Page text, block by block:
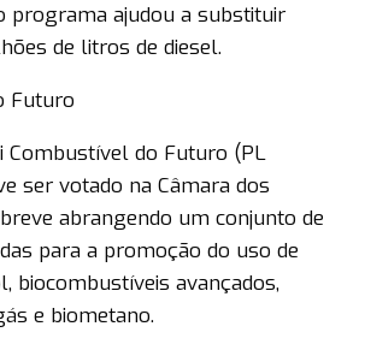
programa ajudou a substituir
de litros de diesel.
Futuro
Combustível do Futuro (PL
ser votado na Câmara dos
abrangendo um conjunto de
para a promoção do uso de
biocombustíveis avançados,
e biometano.